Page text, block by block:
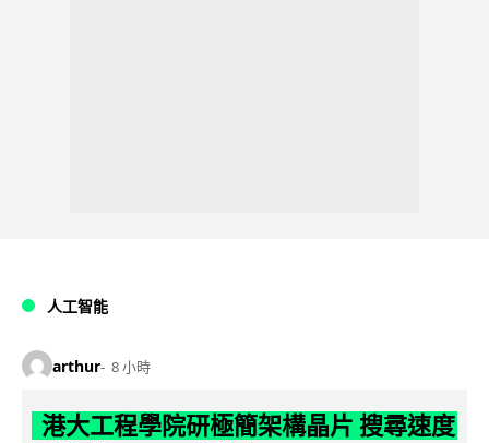
人工智能
arthur 8 小時
港大工程學院研極簡架構晶片 搜尋速度